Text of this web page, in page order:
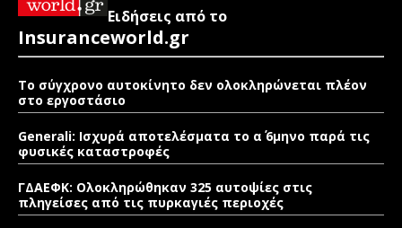
Ειδήσεις από το
Insuranceworld.gr
Το σύγχρονο αυτοκίνητο δεν ολοκληρώνεται πλέον
στο εργοστάσιο
Generali: Ισχυρά αποτελέσματα το α΄ 6μηνο παρά τις
φυσικές καταστροφές
ΓΔΑΕΦΚ: Ολοκληρώθηκαν 325 αυτοψίες στις
πληγείσες από τις πυρκαγιές περιοχές